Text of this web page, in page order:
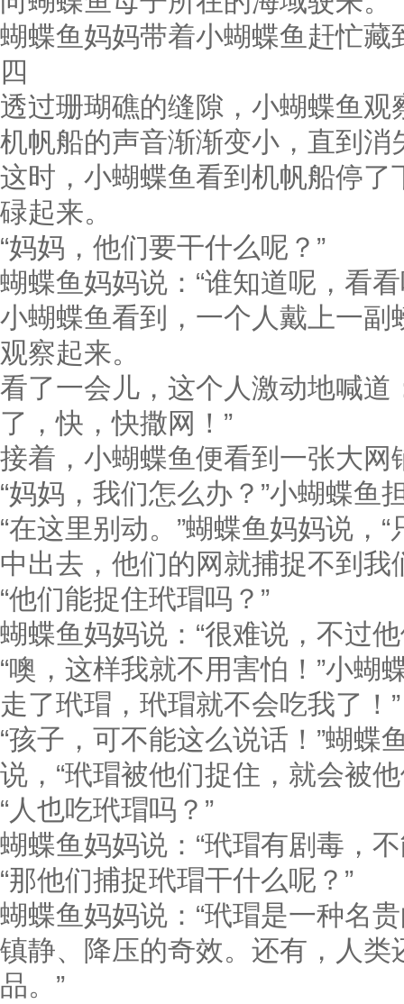
蝴蝶鱼妈妈带着小蝴蝶鱼赶忙
四
透过珊瑚礁的缝隙，小蝴蝶鱼观
机帆船的声音渐渐变小，直到消
这时，小蝴蝶鱼看到机帆船停
碌起来。
“妈妈，他们要干什么呢？”
蝴蝶鱼妈妈说：“谁知道呢，看看
小蝴蝶鱼看到，一个人戴上一
观察起来。
看了一会儿，这个人激动地喊道
了，快，快撒网！”
接着，小蝴蝶鱼便看到一张大网
“妈妈，我们怎么办？”小蝴蝶鱼
“在这里别动。”蝴蝶鱼妈妈说，
中出去，他们的网就捕捉不到我
“他们能捉住玳瑁吗？”
蝴蝶鱼妈妈说：“很难说，不过
“噢，这样我就不用害怕！”小蝴
走了玳瑁，玳瑁就不会吃我了！”
“孩子，可不能这么说话！”蝴蝶
说，“玳瑁被他们捉住，就会被
“人也吃玳瑁吗？”
蝴蝶鱼妈妈说：“玳瑁有剧毒，
“那他们捕捉玳瑁干什么呢？”
蝴蝶鱼妈妈说：“玳瑁是一种名
镇静、降压的奇效。还有，人
品。”